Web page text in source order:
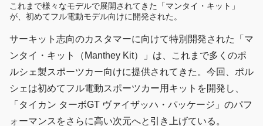
これまで様々なモデルで展開されてきた「マンタイ・キット」
が、初めてフル電動モデル向けに開発された。
サーキット志向のカスタマーに向けて特別開発された「マ
ンタイ・キット（Manthey Kit）」は、これまで多くのポ
ルシェ製スポーツカー向けに提供されてきた。今回、ポル
シェは初めてフル電動スポーツカー用キットを開発し、
「タイカン ターボGT ヴァイザッハ・パッケージ」のパフ
ォーマンスをさらに高い次元へと引き上げている。